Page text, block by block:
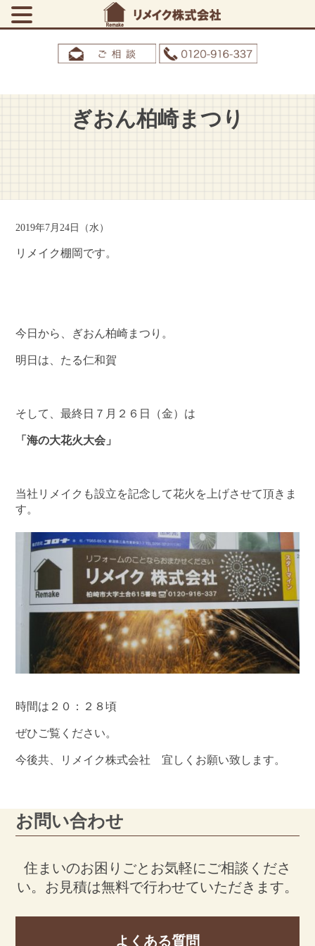
ぎおん柏崎まつり
2019年7月24日（水）
リメイク棚岡です。
今日から、ぎおん柏崎まつり。
明日は、たる仁和賀
そして、最終日７月２６日（金）は
「海の大花火大会」
当社リメイクも設立を記念して花火を上げさせて頂きま
す。
時間は２０：２８頃
ぜひご覧ください。
今後共、リメイク株式会社 宜しくお願い致します。
お問い合わせ
住まいのお困りごとお気軽にご相談くださ
い。 お見積は無料で行わせていただきます。
よくある質問